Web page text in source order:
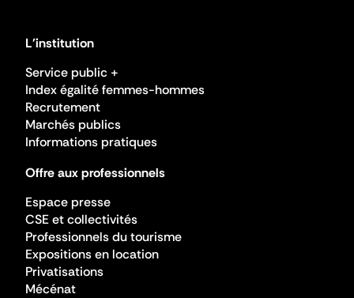
L'institution
Service public +
Index égalité femmes-hommes
Recrutement
Marchés publics
Informations pratiques
Offre aux professionnels
Espace presse
CSE et collectivités
Professionnels du tourisme
Expositions en location
Privatisations
Mécénat